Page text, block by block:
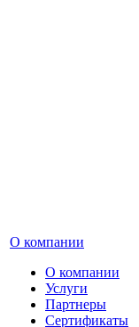
О компании
О компании
Услуги
Партнеры
Сертификаты